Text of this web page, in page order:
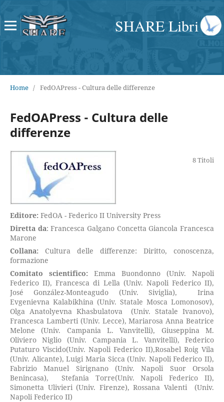
SHARE Libri
Home / FedOAPress - Cultura delle differenze
FedOAPress - Cultura delle
differenze
8 Titoli
Editore: FedOA - Federico II University Press
Diretta da: Francesca Galgano Concetta Giancola Francesca
Marone
Collana: Cultura delle differenze: Diritto, conoscenza,
formazione
Comitato scientifico: Emma Buondonno (Univ. Napoli
Federico II), Francesca di Lella (Univ. Napoli Federico II),
José González-Monteagudo (Univ. Siviglia), Irina
Evgenievna Kalabikhina (Univ. Statale Mosca Lomonosov),
Olga Anatolyevna Khasbulatova (Univ. Statale Ivanovo),
Francesca Lamberti (Univ. Lecce), Mariarosa Anna Beatrice
Melone (Univ. Campania L. Vanvitelli), Giuseppina M.
Oliviero Niglio (Univ. Campania L. Vanvitelli), Federico
Putaturo Viscido(Univ. Napoli Federico II),Rosabel Roig Vila
(Univ. Alicante), Luigi Maria Sicca (Univ. Napoli Federico II),
Fabrizio Manuel Sirignano (Univ. Napoli Suor Orsola
Benincasa), Stefania Torre(Univ. Napoli Federico II),
Simonetta Ulivieri (Univ. Firenze), Rossana Valenti (Univ.
Napoli Federico II)